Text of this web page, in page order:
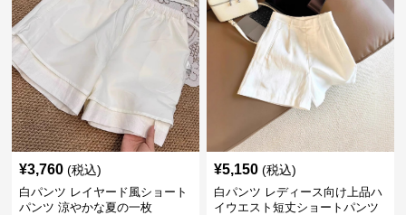
¥3,760 (税込)
白パンツ レイヤード風ショート
パンツ 涼やかな夏の一枚
¥5,150 (税込)
白パンツ レディース向け上品ハ
イウエスト短丈ショートパンツ